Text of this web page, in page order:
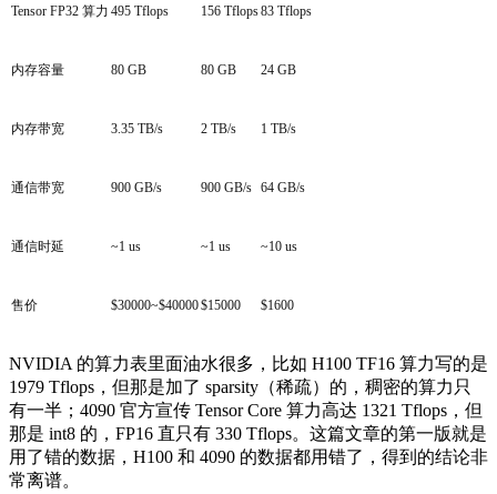
Tensor FP32 算力 495 Tflops 156 Tflops83 Tflops
内存容量 80 GB 80 GB 24 GB
内存带宽 3.35 TB/s 2 TB/s 1 TB/s
通信带宽 900 GB/s 900 GB/s 64 GB/s
通信时延 ~1 us ~1 us ~10 us
售价 $30000~$40000$15000 $1600
NVIDIA 的算力表里面油水很多，比如 H100 TF16 算力写的是
1979 Tflops，但那是加了 sparsity（稀疏）的，稠密的算力只
有一半；4090 官方宣传 Tensor Core 算力高达 1321 Tflops，但
那是 int8 的，FP16 直只有 330 Tflops。这篇文章的第一版就是
用了错的数据，H100 和 4090 的数据都用错了，得到的结论非
常离谱。